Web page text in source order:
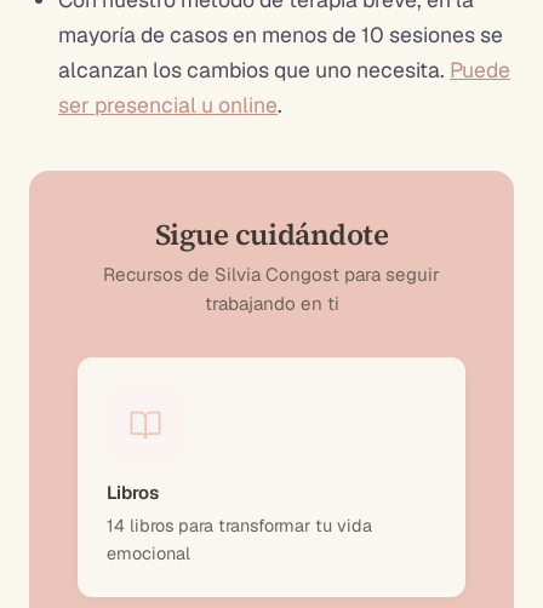
mayoría de casos en menos de 10 sesiones se
alcanzan los cambios que uno necesita. Puede
ser presencial u online.
Sigue cuidándote
Recursos de Silvia Congost para seguir
trabajando en ti
Libros
14 libros para transformar tu vida
emocional